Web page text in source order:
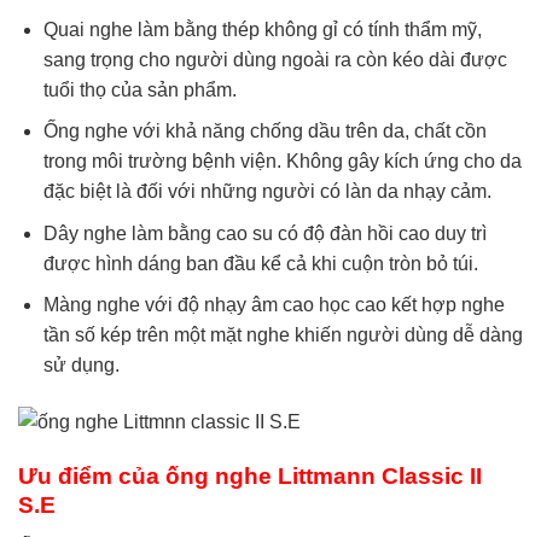
Quai nghe làm bằng thép không gỉ có tính thẩm mỹ,
sang trọng cho người dùng ngoài ra còn kéo dài được
tuổi thọ của sản phẩm.
Ống nghe với khả năng chống dầu trên da, chất cồn
trong môi trường bệnh viện. Không gây kích ứng cho da
đặc biệt là đối với những người có làn da nhạy cảm.
Dây nghe làm bằng cao su có độ đàn hồi cao duy trì
được hình dáng ban đầu kể cả khi cuộn tròn bỏ túi.
Màng nghe với độ nhạy âm cao học cao kết hợp nghe
tần số kép trên một mặt nghe khiến người dùng dễ dàng
sử dụng.
Ưu điểm của ống nghe Littmann Classic II
S.E​